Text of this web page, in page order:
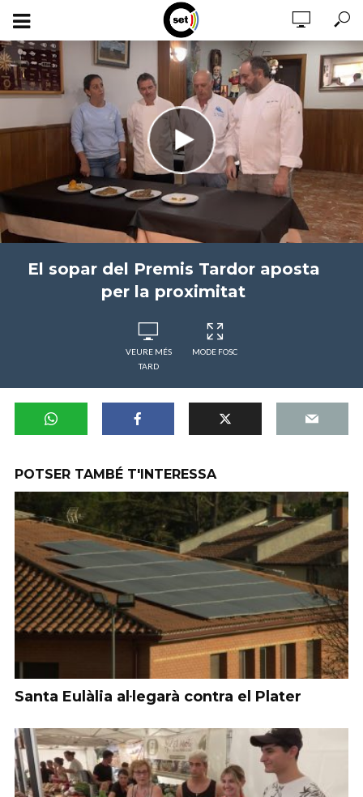
El sopar del Premis Tardor aposta
per la proximitat
VEURE MÉS
TARD
MODE FOSC
POTSER TAMBÉ T'INTERESSA
Santa Eulàlia al·legarà contra el Plater